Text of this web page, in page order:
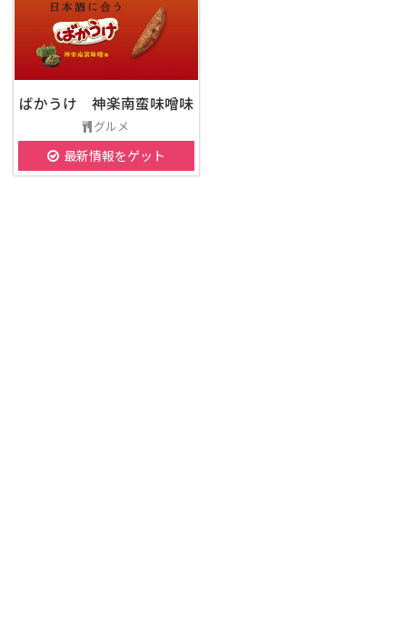
ばかうけ 神楽南蛮味噌味
グルメ
最新情報をゲット